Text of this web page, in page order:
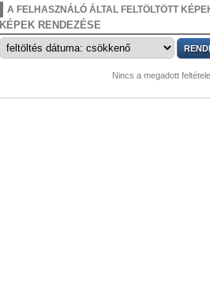
A FELHASZNÁLÓ ÁLTAL FELTÖLTÖTT
KÉPEK RENDEZÉSE
Nincs a megadott